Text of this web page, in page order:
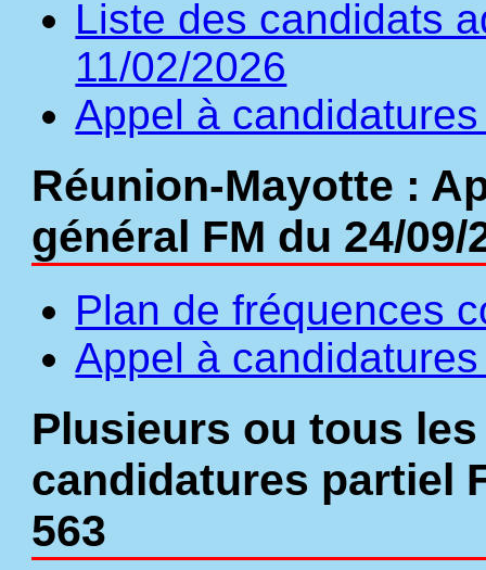
Liste des candidats
11/02/2026
Appel à
Réunion-Mayotte :
général FM du 24/09/
Plan de fréquences
Appel à
Plusieurs ou tous les
candidatures partiel
563